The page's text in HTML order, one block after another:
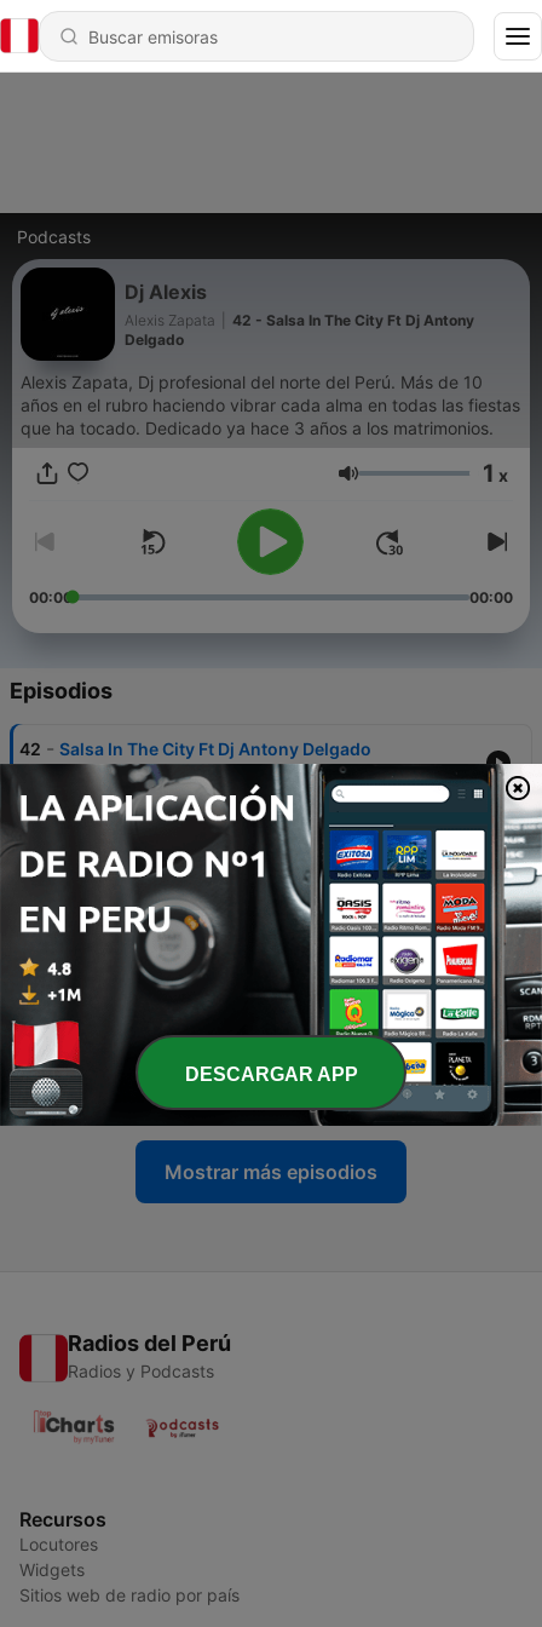
Podcasts
Dj Alexis
Alexis Zapata
42 - Salsa In The City Ft Dj Antony
Delgado
Alexis Zapata, Dj profesional del norte del Perú. Más de 10
años en el rubro haciendo vibrar cada alma en todas las fiestas
que ha tocado. Dedicado ya hace 3 años a los matrimonios.
Volumen 1 x
00:00 00:00
Episodios
42 - Salsa In The City Ft Dj Antony Delgado
15 abr. 2020
41 - Set Music Gian Marco
14 abr. 2020
40 - Set Music Latin Ft Anthony Mezones
13 abr. 2020
39 - Fin De Temporada 2020
03 mar. 2020
38 - 90s Summer
22 feb. 2020
Mostrar más episodios
Radios del Perú
Radios y Podcasts
Recursos
Locutores
Widgets
Sitios web de radio por país
DESCARGAR APP